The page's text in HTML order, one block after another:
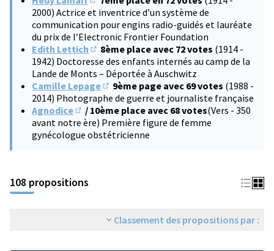
(S'ouvre dans un nouvel onglet)
2000) Actrice et inventrice d’un système de
communication pour engins radio-guidés et lauréate
du prix de l’Electronic Frontier Foundation
Edith Lettich
(S'ouvre dans un nouvel onglet)
8ème place avec 72 votes (1914 -
1942) Doctoresse des enfants internés au camp de la
Lande de Monts – Déportée à Auschwitz
Camille Lepage
(S'ouvre dans un nouvel onglet)
9ème page avec 69 votes (1988 -
2014) Photographe de guerre et journaliste française
Agnodice
(S'ouvre dans un nouvel onglet)
/ 10ème place avec 68 votes(Vers - 350
avant notre ère) Première figure de femme
gynécologue obstétricienne
108 propositions
Classement des propositions par :